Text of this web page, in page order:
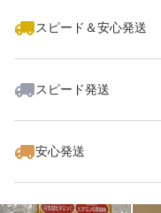
スピード＆安心発送
スピード発送
安心発送